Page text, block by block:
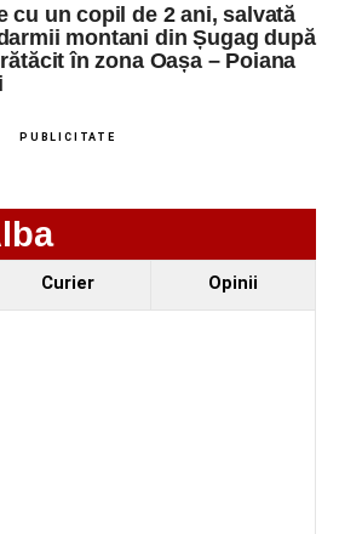
din programulString Symphonic
de Rotary Club Alba Iulia
tinerilor muzicieni oportunitatea
cu un copil de 2 ani, salvată
montani din Șugag după
în zona Oașa – Poiana
PUBLICITATE
Curier Opinii